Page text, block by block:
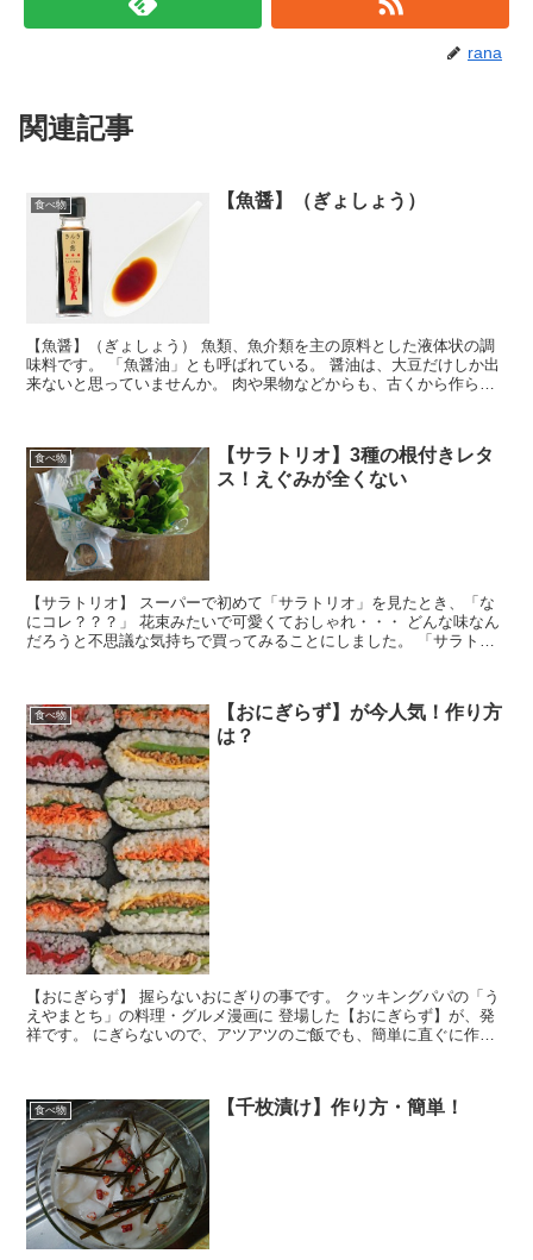
rana
関連記事
食べ物 【魚醤】（ぎょしょう）
【魚醤】（ぎょしょう） 魚類、魚介類を主の原料とした液体状の調
味料です。 「魚醤油」とも呼ばれている。 醤油は、大豆だけしか出
来ないと思っていませんか。 肉や果物などからも、古くから作られ
食べ物
【サラトリオ】3種の根付きレタ
ス！えぐみが全くない
【サラトリオ】 スーパーで初めて「サラトリオ」を見たとき、「な
にコレ？？？」 花束みたいで可愛くておしゃれ・・・ どんな味なん
だろうと不思議な気持ちで買ってみることにしました。 「サラトリ
を買う方も沢山見かけます。 「サラトリオ」大好きなんだな・・・
食べ物
【おにぎらず】が今人気！作り方
は？
【おにぎらず】 握らないおにぎりの事です。 クッキングパパの「う
えやまとち」の料理・グルメ漫画に 登場した【おにぎらず】が、発
祥です。 にぎらないので、アツアツのご飯でも、簡単に直ぐに作れ
食べ物 【千枚漬け】作り方・簡単！